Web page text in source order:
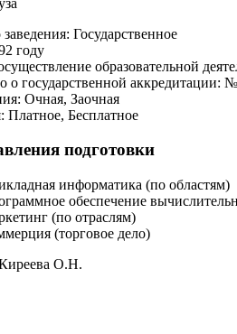
Государственное
году
образовательной
о государственной аккредитации:
Очная, Заочная
Платное, Бесплатное
подготовки
информатика (по областям)
обеспечение
(по отраслям)
(торговое дело)
О.Н.